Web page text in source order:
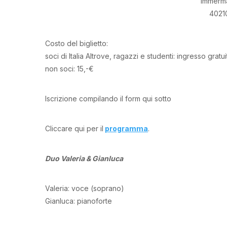
Costo del biglietto:
soci di Italia Altrove, ragazzi e studenti: ingresso
non soci: 15,-€
Iscrizione compilando il form qui sotto
Cliccare qui per il programma.
Duo Valeria & Gianluca
Valeria: voce (soprano)
Gianluca: pianoforte